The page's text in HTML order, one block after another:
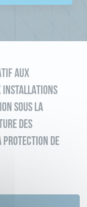
AUX
SOUS LA
DES
DE